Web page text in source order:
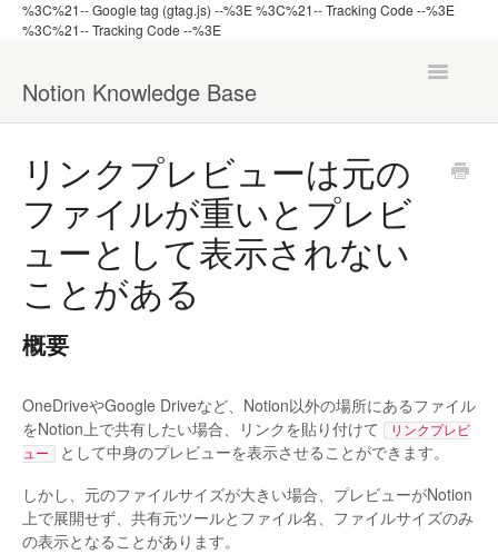
%3C%21-- Google tag (gtag.js) --%3E%3C%21-- Tracking Code --%3E
%3C%21-- Tracking Code --%3E
Notion Knowledge Base
Toggle
機能から探す
管理者向け
リンクプレビューは元の
ファイルが重いとプレビ
ューとして表示されない
ことがある
概要
OneDriveやGoogle Driveなど、Notion以外の場所にあるファイル
をNotion上で共有したい場合、リンクを貼り付けて
リンクプレビ
ュー
として中身のプレビューを表示させることができます。
しかし、元のファイルサイズが大きい場合、プレビューがNotion
上で展開せず、共有元ツールとファイル名、ファイルサイズのみ
の表示となることがあります。